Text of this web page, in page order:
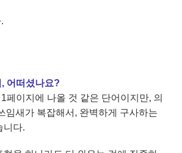
어떠셨나요?
페이지에 나올 것 같은 단어이지만, 의
임새가 복잡해서, 완벽하게 구사하는
니다.